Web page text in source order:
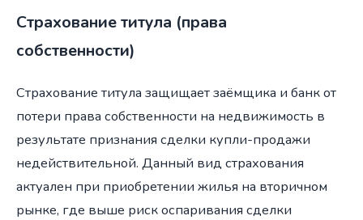
Страхование титула (права
собственности)
Страхование титула защищает заёмщика и банк от
потери права собственности на недвижимость в
результате признания сделки купли-продажи
недействительной. Данный вид страхования
актуален при приобретении жилья на вторичном
рынке, где выше риск оспаривания сделки